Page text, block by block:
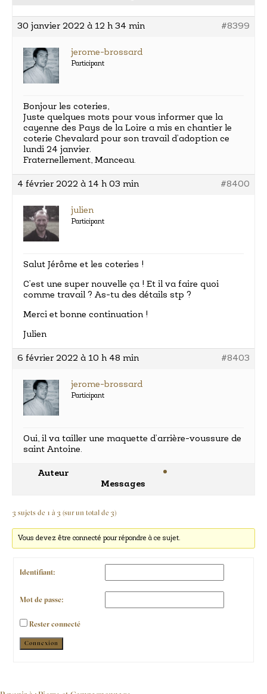
30 janvier 2022 à 12 h 34 min #8399
jerome-brossard
Participant
Bonjour les coteries,
Juste quelques mots pour vous informer que la
cayenne des Pays de la Loire a mis en chantier le
coterie Chevalard pour son travail d’adoption ce
lundi 24 janvier.
Fraternellement, Manceau.
4 février 2022 à 14 h 03 min #8400
julien
Participant
Salut Jérôme et les coteries !
C’est une super nouvelle ça ! Et il va faire quoi
comme travail ? As-tu des détails stp ?
Merci et bonne continuation !
Julien
6 février 2022 à 10 h 48 min #8403
jerome-brossard
Participant
Oui, il va tailler une maquette d’arrière-voussure de
saint Antoine.
Auteur
Messages
3 sujets de 1 à 3 (sur un total de 3)
Vous devez être connecté pour répondre à ce sujet.
Identifiant:
Mot de passe:
Rester connecté
Alternative:
Connexion